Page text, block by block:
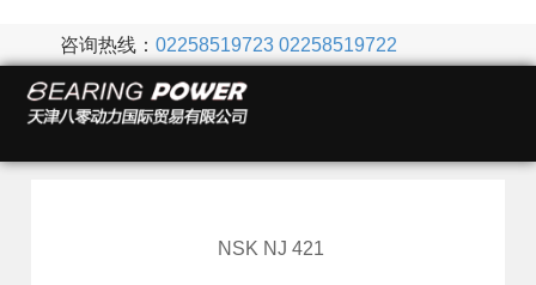
咨询热线： 02258519723 02258519722
NSK NJ 421